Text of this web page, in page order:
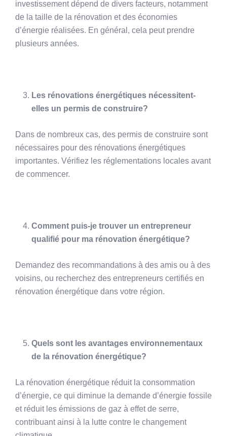
investissement dépend de divers facteurs, notamment
de la taille de la rénovation et des économies
d’énergie réalisées. En général, cela peut prendre
plusieurs années.
Les rénovations énergétiques nécessitent-
elles un permis de construire?
Dans de nombreux cas, des permis de construire sont
nécessaires pour des rénovations énergétiques
importantes. Vérifiez les réglementations locales avant
de commencer.
Comment puis-je trouver un entrepreneur
qualifié pour ma rénovation énergétique?
Demandez des recommandations à des amis ou à des
voisins, ou recherchez des entrepreneurs certifiés en
rénovation énergétique dans votre région.
Quels sont les avantages environnementaux
de la rénovation énergétique?
La rénovation énergétique réduit la consommation
d’énergie, ce qui diminue la demande d’énergie fossile
et réduit les émissions de gaz à effet de serre,
contribuant ainsi à la lutte contre le changement